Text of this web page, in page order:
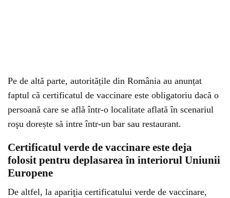
Pe de altă parte, autoritățile din România au anunțat
faptul că certificatul de vaccinare este obligatoriu dacă o
persoană care se află într-o localitate aflată în scenariul
roşu dorește să intre într-un bar sau restaurant.
Certificatul verde de vaccinare este deja
folosit pentru deplasarea în interiorul Uniunii
Europene
De altfel, la apariţia certificatului verde de vaccinare,